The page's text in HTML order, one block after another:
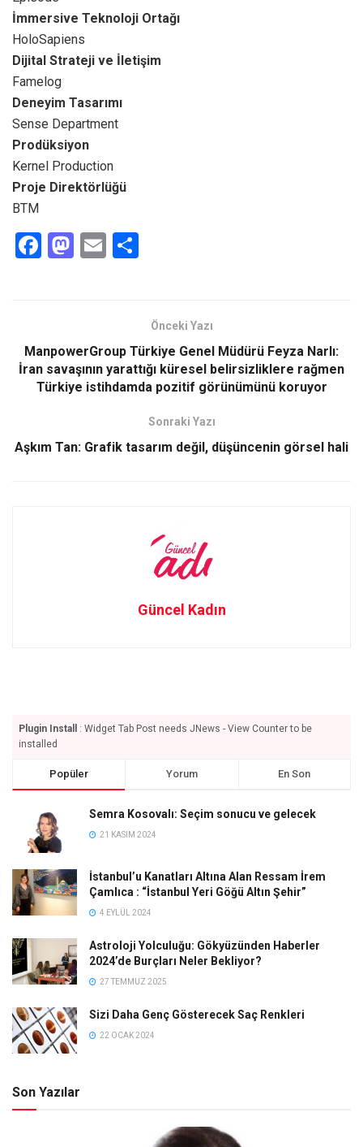
İmmersive Teknoloji Ortağı
HoloSapiens
Dijital Strateji ve İletişim
Famelog
Deneyim Tasarımı
Sense Department
Prodüksiyon
Kernel Production
Proje Direktörlüğü
BTM
F
o
o
k
M
d
o
n
E
Önceki Yazı
ManpowerGroup Türkiye Genel Müdürü Feyza Narlı:
İran savaşının yarattığı küresel belirsizliklere rağmen
Türkiye istihdamda pozitif görünümünü koruyor
Sonraki Yazı
Aşkım Tan: Grafik tasarım değil, düşüncenin görsel hali
Güncel Kadın
Plugin Install
: Widget Tab Post needs JNews - View Counter to be
installed
Popüler Yorum En Son
Semra Kosovalı: Seçim sonucu ve gelecek
21 KASIM 2024
İstanbul’u Kanatları Altına Alan Ressam İrem
Çamlıca : “İstanbul Yeri Göğü Altın Şehir”
4 EYLÜL 2024
Astroloji Yolculuğu: Gökyüzünden Haberler
2024’de Burçları Neler Bekliyor?
27 TEMMUZ 2025
Sizi Daha Genç Gösterecek Saç Renkleri
22 OCAK 2024
Son Yazılar